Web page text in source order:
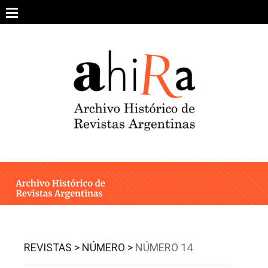
content
ARCHIVO DE REVISTAS
ESTUDIOS CRÍTICOS
INTEGRANTES
REVISTAS > NÚMERO > NÚMERO 14